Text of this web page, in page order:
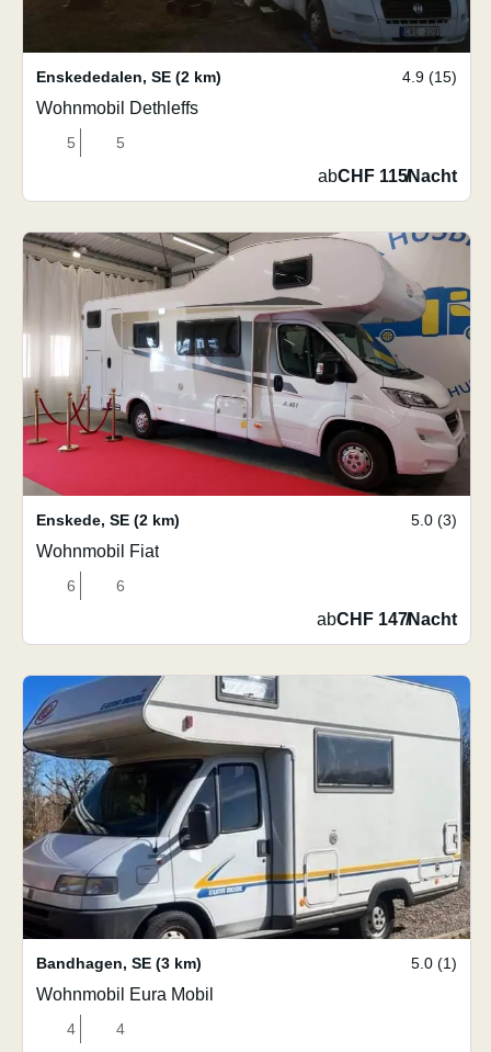
Enskededalen, SE (2 km) 4.9 (15)
Wohnmobil Dethleffs
5 5
abCHF 115/Nacht
Enskede, SE (2 km) 5.0 (3)
Wohnmobil Fiat
6 6
abCHF 147/Nacht
Bandhagen, SE (3 km) 5.0 (1)
Wohnmobil Eura Mobil
4 4